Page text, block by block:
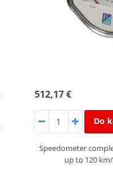
512,17 €
Do
Speedometer
up to 120